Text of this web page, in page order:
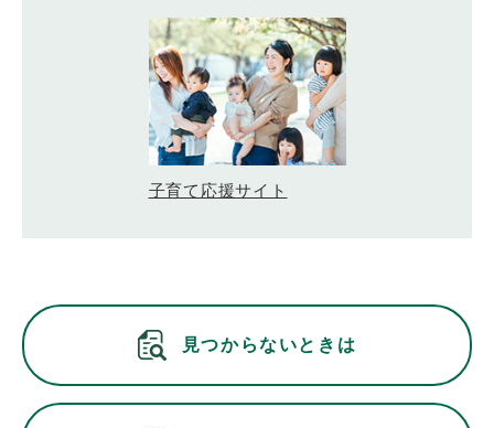
子育て応援サイト
見つからないときは